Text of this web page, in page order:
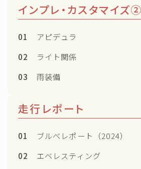
インプレ・カスタマイズ②
01
アピデュラ
02
ライト関係
03
雨装備
走行レポート
01
ブルべレポート（2024）
02
エベレスティング